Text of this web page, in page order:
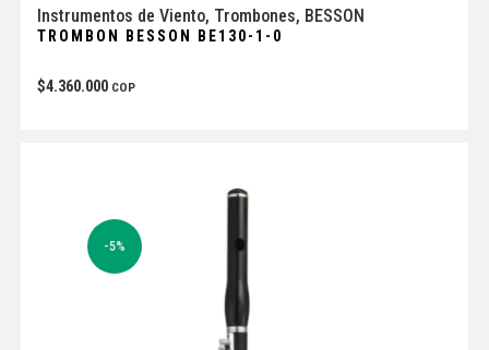
Instrumentos de Viento, Trombones, BESSON
TROMBON BESSON BE130-1-0
$4.360.000 COP
-5%